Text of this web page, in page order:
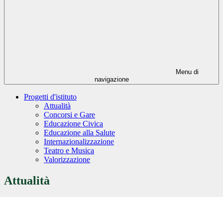
Menu di
navigazione
Progetti d'istituto
Attualità
Concorsi e Gare
Educazione Civica
Educazione alla Salute
Internazionalizzazione
Teatro e Musica
Valorizzazione
Attualità